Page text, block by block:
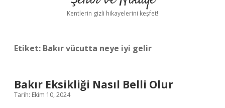
Yasal Uyarı
Kentlerin gizli hikayelerini keşfet!
Etiket: Bakır vücutta neye iyi gelir
Bakır Eksikliği Nasıl Belli Olur
Tarih: Ekim 10, 2024